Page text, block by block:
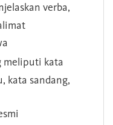
verba,
meliputi kata
kata sandang,